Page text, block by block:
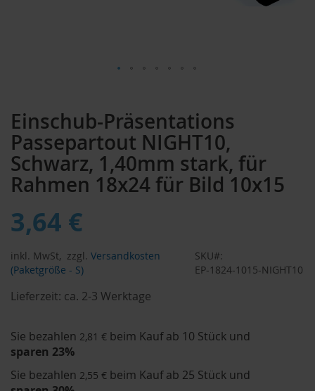
Einschub-Präsentations
Passepartout NIGHT10,
Schwarz, 1,40mm stark, für
Rahmen 18x24 für Bild 10x15
3,64 €
inkl. MwSt, zzgl. Versandkosten
(Paketgröße - S)
SKU
EP-1824-1015-NIGHT10
Lieferzeit: ca. 2-3 Werktage
Sie bezahlen 2,81 € beim Kauf ab 10 Stück und
sparen 23%
Sie bezahlen 2,55 € beim Kauf ab 25 Stück und
der
Bildergalerie
springen